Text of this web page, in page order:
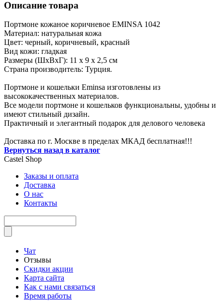
Описание товара
Портмоне кожаное коричневое EMINSA 1042
Материал: натуральная кожа
Цвет: черный, коричневый, красный
Вид кожи: гладкая
Размеры (ШxВxГ): 11 x 9 x 2,5 см
Страна производитель: Турция.
Портмоне и кошельки Eminsa изготовлены из
высококачественных материалов.
Все модели портмоне и кошельков функциональны, удобны и
имеют стильный дизайн.
Практичный и элегантный подарок для делового человека
Доставка по г. Москве в пределах МКАД бесплатная!!!
Вернуться назад в каталог
Castel Shop
Заказы и оплата
Доставка
О нас
Контакты
Чат
Отзывы
Скидки акции
Карта сайта
Как с нами связаться
Время работы